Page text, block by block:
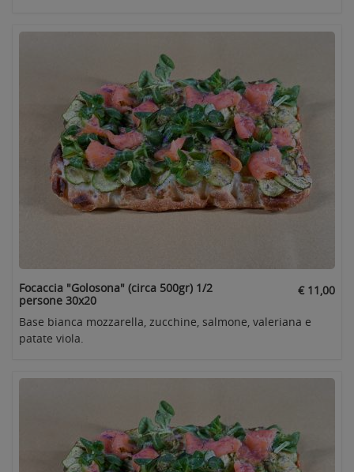
Focaccia "Golosona" (circa 500gr) 1/2
persone 30x20
€ 11,00
Base bianca mozzarella, zucchine, salmone, valeriana e
patate viola.